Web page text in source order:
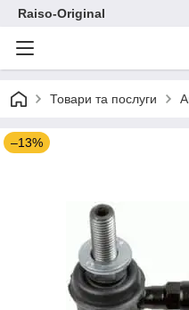
Raiso-Original
Товари та послуги
–13%